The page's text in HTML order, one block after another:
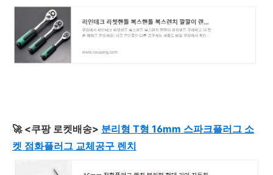
🚀 <쿠팡 로켓배송> 분리형 T형 16mm 스파크플러그 소
켓 점화플러그 교체공구 렌치